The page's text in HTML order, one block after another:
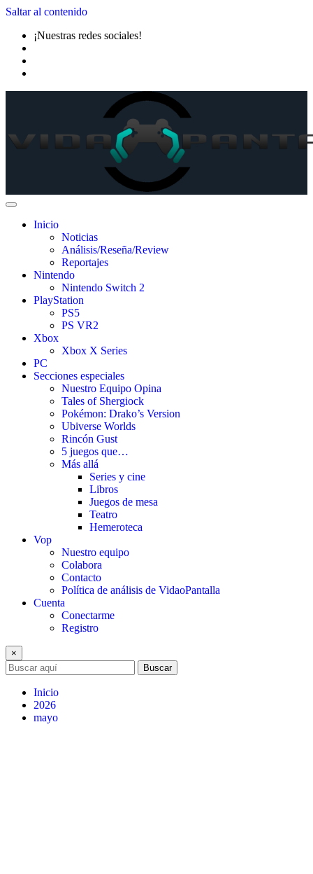
Saltar al contenido
¡Nuestras redes sociales!
Inicio
Noticias
Análisis/Reseña/Review
Reportajes
Nintendo
Nintendo Switch 2
PlayStation
PS5
PS VR2
Xbox
Xbox X Series
PC
Secciones especiales
Nuestro Equipo Opina
Tales of Shergiock
Pokémon: Drako’s Version
Ubiverse Worlds
Rincón Gust
5 juegos que…
Más allá
Series y cine
Libros
Juegos de mesa
Teatro
Hemeroteca
Vop
Nuestro equipo
Colabora
Contacto
Política de análisis de VidaoPantalla
Cuenta
Conectarme
Registro
×
Buscar
Inicio
2026
mayo